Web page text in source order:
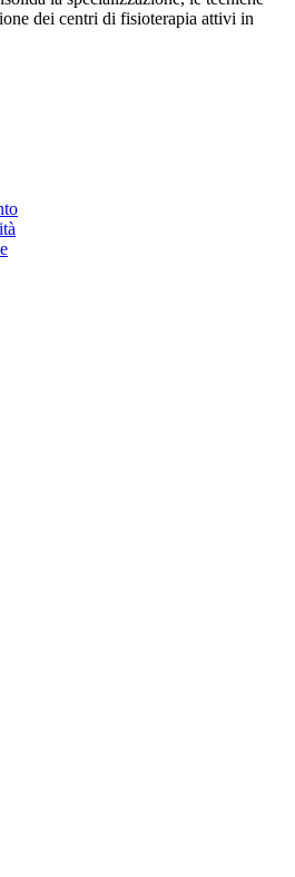
dei centri di fisioterapia attivi in